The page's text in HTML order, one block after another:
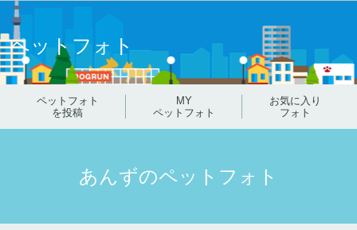
ペットフォト
ペットフォト
を投稿
MY
ペットフォト
お気に入り
フォト
あんずのペットフォト